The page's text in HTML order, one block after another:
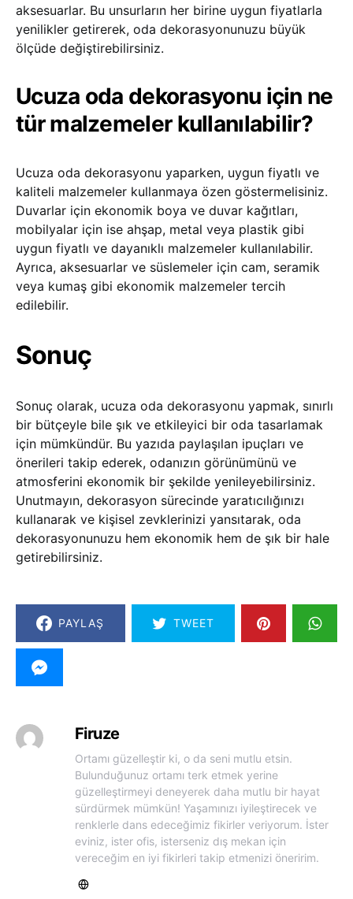
aksesuarlar. Bu unsurların her birine uygun fiyatlarla
yenilikler getirerek, oda dekorasyonunuzu büyük
ölçüde değiştirebilirsiniz.
Ucuza oda dekorasyonu için ne
tür malzemeler kullanılabilir?
Ucuza oda dekorasyonu yaparken, uygun fiyatlı ve
kaliteli malzemeler kullanmaya özen göstermelisiniz.
Duvarlar için ekonomik boya ve duvar kağıtları,
mobilyalar için ise ahşap, metal veya plastik gibi
uygun fiyatlı ve dayanıklı malzemeler kullanılabilir.
Ayrıca, aksesuarlar ve süslemeler için cam, seramik
veya kumaş gibi ekonomik malzemeler tercih
edilebilir.
Sonuç
Sonuç olarak, ucuza oda dekorasyonu yapmak, sınırlı
bir bütçeyle bile şık ve etkileyici bir oda tasarlamak
için mümkündür. Bu yazıda paylaşılan ipuçları ve
önerileri takip ederek, odanızın görünümünü ve
atmosferini ekonomik bir şekilde yenileyebilirsiniz.
Unutmayın, dekorasyon sürecinde yaratıcılığınızı
kullanarak ve kişisel zevklerinizi yansıtarak, oda
dekorasyonunuzu hem ekonomik hem de şık bir hale
getirebilirsiniz.
PAYLAŞ TWEET
Firuze
Ortamı güzelleştir ki, o da seni mutlu etsin.
Bulunduğunuz ortamı terk etmek yerine
güzelleştirmeyi deneyerek daha mutlu bir hayat
sürdürmek mümkün! Yaşamınızı iyileştirecek ve
renklerle dans edeceğimiz fikirler veriyorum. İster
eviniz, ister ofis, isterseniz dış mekan için
vereceğim en iyi fikirleri takip etmenizi öneririm.